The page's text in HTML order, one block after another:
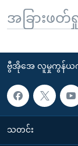
အခြားဖတ်ရှု
ဗွီအိုအေ လူမှုကွန်ယက်
သတင်း